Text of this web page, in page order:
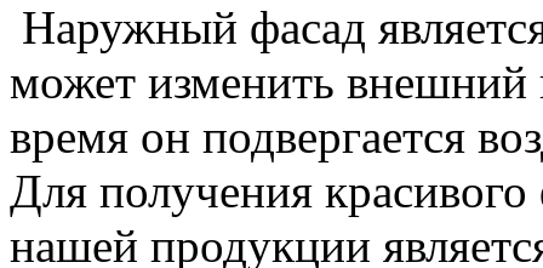
Наружный фасад
может изменить внешний
время он подвергается
Для получения красивого
нашей продукции